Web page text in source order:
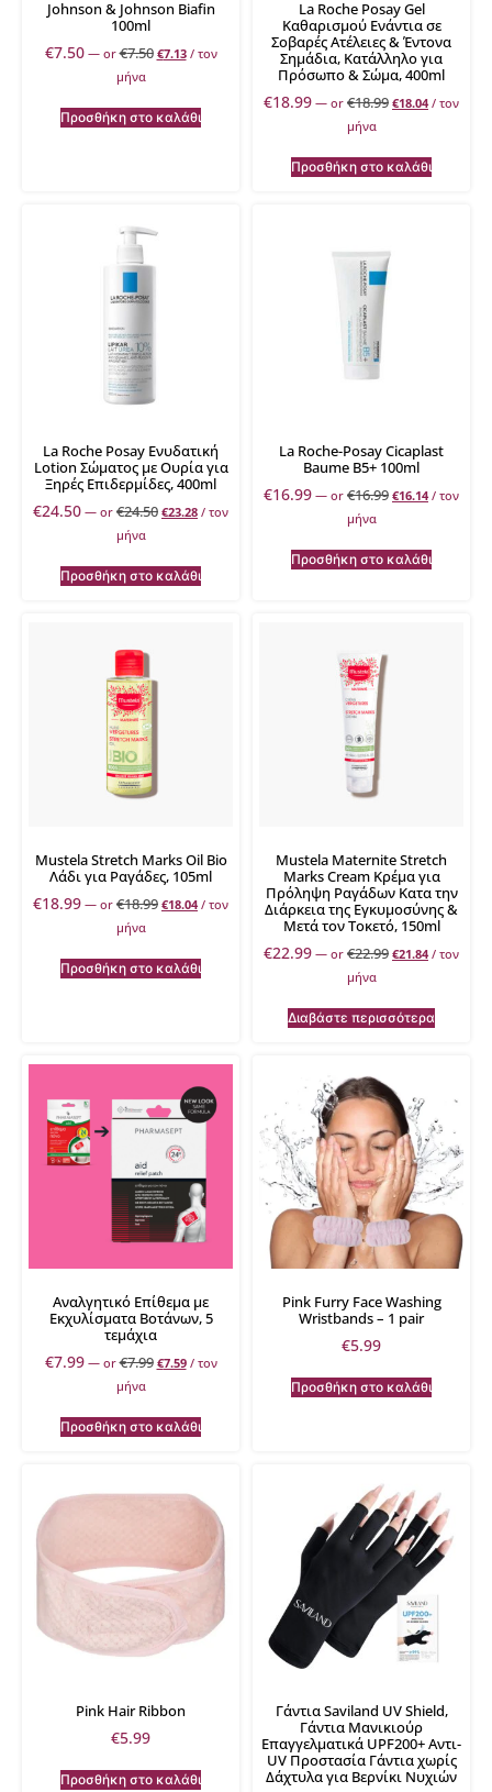
Johnson & Johnson Biafin
100ml
€7.50 —or€7.50 €7.13 / τον
μήνα
Προσθήκη στο καλάθι
La Roche Posay Gel
Καθαρισμού Ενάντια σε
Σοβαρές Ατέλειες & Έντονα
Σημάδια, Κατάλληλο για
Πρόσωπο & Σώμα, 400ml
€18.99 — or €18.99 €18.04 / τον
μήνα
Προσθήκη στο καλάθι
La Roche Posay Ενυδατική
Lotion Σώματος με Ουρία για
Ξηρές Επιδερμίδες, 400ml
€24.50 — or €24.50 €23.28 / τον
μήνα
Προσθήκη στο καλάθι
La Roche-Posay Cicaplast
Baume B5+ 100ml
€16.99 — or €16.99 €16.14 / τον
μήνα
Προσθήκη στο καλάθι
Mustela Stretch Marks Oil Bio
Λάδι για Ραγάδες, 105ml
€18.99 — or €18.99 €18.04 / τον
μήνα
Προσθήκη στο καλάθι
Mustela Maternite Stretch
Marks Cream Κρέμα για
Πρόληψη Ραγάδων Κατα την
Διάρκεια της Εγκυμοσύνης &
Μετά τον Τοκετό, 150ml
€22.99 — or €22.99 €21.84 / τον
μήνα
Διαβάστε περισσότερα
Αναλγητικό Επίθεμα με
Εκχυλίσματα Βοτάνων, 5
τεμάχια
€7.99 —or€7.99 €7.59 / τον
μήνα
Προσθήκη στο καλάθι
Pink Furry Face Washing
Wristbands – 1 pair
€5.99
Προσθήκη στο καλάθι
Pink Hair Ribbon
€5.99
Προσθήκη στο καλάθι
Γάντια Saviland UV Shield,
Γάντια Μανικιούρ
Επαγγελματικά UPF200+ Αντι-
UV Προστασία Γάντια χωρίς
Δάχτυλα για Βερνίκι Νυχιών